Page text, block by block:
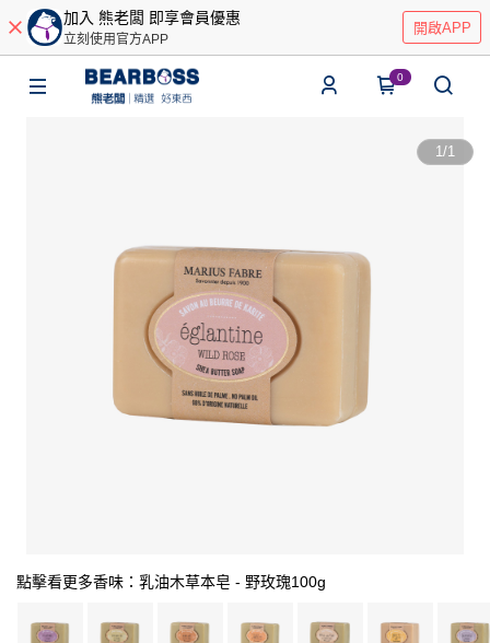
加入 熊老闆 即享會員優惠
立刻使用官方APP
開啟APP
0
1/1
點擊看更多香味：乳油木草本皂 - 野玫瑰100g